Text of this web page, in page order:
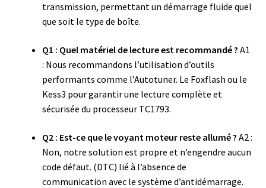
transmission, permettant un démarrage fluide quel
que soit le type de boîte.
Q1 : Quel matériel de lecture est recommandé ? A1
: Nous recommandons l’utilisation d’outils
performants comme l’Autotuner. Le Foxflash ou le
Kess3 pour garantir une lecture complète et
sécurisée du processeur TC1793.
Q2 : Est-ce que le voyant moteur reste allumé ? A2 :
Non, notre solution est propre et n’engendre aucun
code défaut. (DTC) lié à l’absence de
communication avec le système d’antidémarrage.